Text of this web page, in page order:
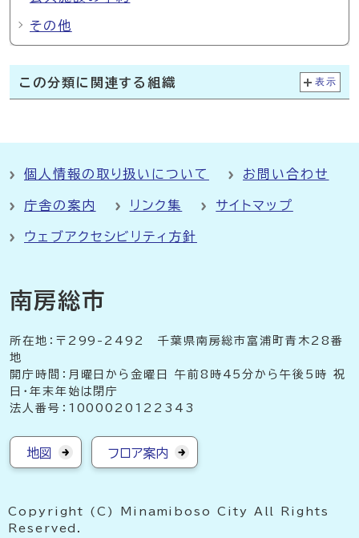
その他
この分類に関連する組織 表示
個人情報の取り扱いについて お問い合わせ
庁舎の案内 リンク集 サイトマップ
ウェブアクセシビリティ方針
南房総市
所在地：〒299-2492 千葉県南房総市富浦町青木28番
地
開庁時間：月曜日から金曜日 午前8時45分から午後5時 祝
日・年末年始は閉庁
法人番号：1000020122343
地図 フロア案内
Copyright (C) Minamiboso City All Rights
Reserved.